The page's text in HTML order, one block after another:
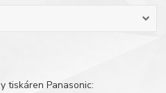
tiskáren Panasonic: